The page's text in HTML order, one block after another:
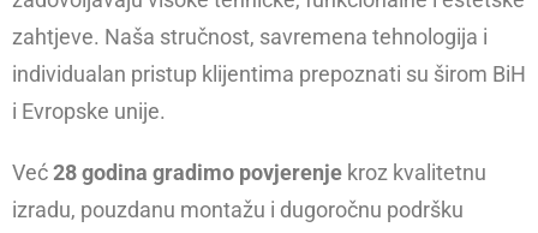
zahtjeve. Naša stručnost, savremena tehnologija i
individualan pristup klijentima prepoznati su širom BiH
i Evropske unije.
Već28 godina gradimo povjerenje kroz kvalitetnu
izradu, pouzdanu montažu i dugoročnu podršku